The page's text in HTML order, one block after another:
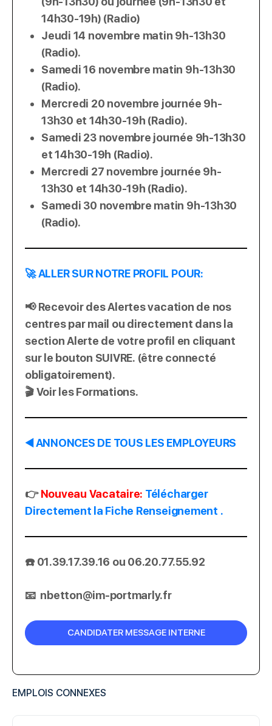
14h30-19h) (Radio)
Jeudi 14 novembre matin 9h-13h30
(Radio).
Samedi 16 novembre matin 9h-13h30
(Radio).
Mercredi 20 novembre journée 9h-
13h30 et 14h30-19h (Radio).
Samedi 23 novembre journée 9h-13h30
et 14h30-19h (Radio).
Mercredi 27 novembre journée 9h-
13h30 et 14h30-19h (Radio).
Samedi 30 novembre matin 9h-13h30
(Radio).
🚀 ALLER SUR NOTRE PROFIL POUR:
📢 Recevoir des Alertes vacation de nos
centres par mail ou directement dans la
section Alerte de votre profil en cliquant
sur le bouton SUIVRE. (être connecté
obligatoirement).
🎬 Voir les Formations.
◀️ ANNONCES DE TOUS LES EMPLOYEURS
👉Nouveau Vacataire: Télécharger
Directement la Fiche Renseignement .
☎️ 01.39.17.39.16 ou 06.20.77.55.92
📧 nbetton@im-portmarly.fr
EMPLOIS CONNEXES